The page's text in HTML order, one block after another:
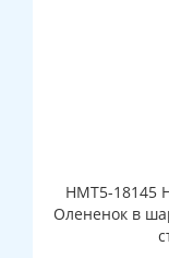
НМТ5-18145
Олененок в